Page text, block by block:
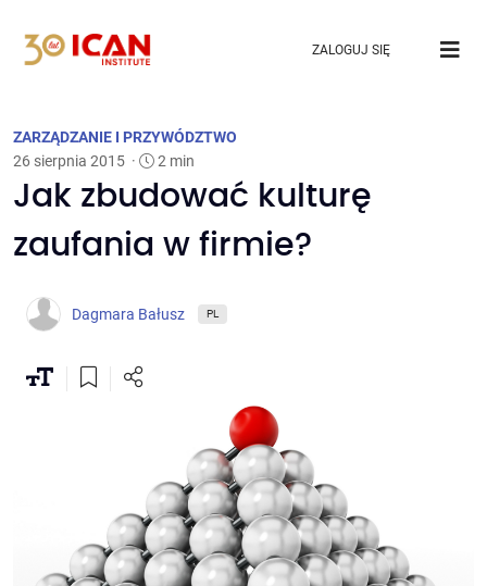
ZALOGUJ SIĘ
ZARZĄDZANIE I PRZYWÓDZTWO
26 sierpnia 2015 · 2 min
Jak zbudować kulturę
zaufania w firmie?
Dagmara Bałusz PL